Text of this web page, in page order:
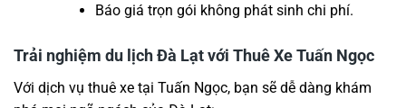
Báo giá trọn gói không phát sinh chi phí.
Trải nghiệm du lịch Đà Lạt với Thuê Xe Tuấn Ngọc
Với dịch vụ thuê xe tại Tuấn Ngọc, bạn sẽ dễ dàng khám